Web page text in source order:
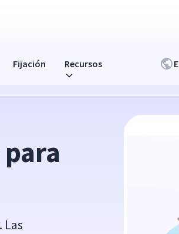
Fijación Recursos